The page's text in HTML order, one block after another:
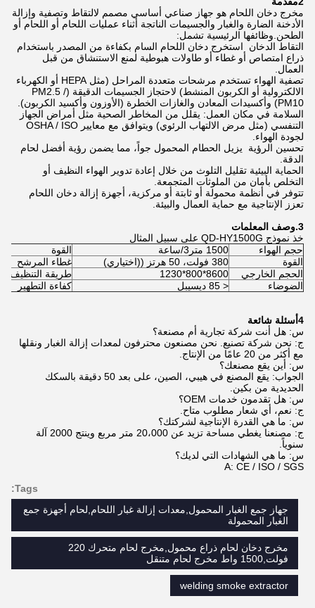
مخرج دخان اللحام هو جهاز صناعي أساسي مصمم لالتقاط وتصفية وإزالة
الأدخنة الضارة والغبار والجسيمات الناتجة أثناء عمليات اللحام أو اللحام أو
الطحن.وظائفها الرئيسية تشمل:
التقاط الدخان ️ استخرج دخان اللحام السام بكفاءة من المصدر باستخدام
ذراع امتصاص أو غطاء أو طاولات هبوطية لمنع الاستنشاق من قبل
العمال.
تصفية الهواء تستخدم مرشحات متعددة المراحل (مثل HEPA أو الكهرباء
الالكترولية أو الكربون المنشط) لاحتجاز الجسيمات الدقيقة (PM2.5 /
PM10) وأكسيدات المعادن والغازات الخطرة (الأوزون وأكسيد الكربون).
السلامة في مكان العمل: يقلل من المخاطر الصحية مثل أمراض الجهاز
التنفسي (مثل مرض الالتهاب الرئوي) ويتوافق مع معايير OSHA / ISO
لجودة الهواء.
تحسين الرؤية ‬ يزيل الحطام المحمول جواً، مما يضمن رؤية أفضل لحام
الدقة.
الحماية البيئية تقليل التلوث من خلال إعادة تدوير الهواء النظيف أو
التخلص بأمان من الملوثات المتجمعة.
تتوفر في أنظمة محمولة أو ثابتة أو مركزية، أجهزة إزالة دخان اللحام
تعزز الإنتاجية مع حماية العمال والبيئة.
3. وصف المعلمات
خذ نموذج QD-HY1500G على سبيل المثال
حجم الهواء
1500 متر3/ساعة
القوة
القوة
380 فولت، 50 هرتز ((اختياري)
غطاء المرشح
الحجم الخارجي
8600*800*1230
طريقة التنظيف
الضوضاء
< 85 ديسيبل كفاءة التطهير
4أسئلة شائعة
س: هل أنت شركة تجارية أم مصنعة؟
ج: نحن شركة تصنيع. نحن مصنعون محترفون لمعدات إزالة الغبار ونقلها
مع أكثر من 20 عامًا من الإنتاج.
س: أين يقع مصنعك؟
الجواب: يقع المصنع في هيبي، الصين، على بعد 50 دقيقة بالسكك
الحديدية من بكين.
س: هل تقدمون خدمات OEM؟
ج: نعم، أي شعار مطلوب متاح.
س: ما هي القدرة الإنتاجية لشركتك؟
ج: مصنعنا يغطي مساحة تزيد عن 20،000 متر مربع وينتج 2000 آلة
سنوياً.
س: ما هي الشهادات التي لديك؟
A: CE / ISO / SGS
Tags:
جهاز جمع الغبار المحمول,معدات إزالة غبار اللحام,لحام أجهزة جمع
الغبار المحمولة
مخرج دخان لحام ذراع محمول,مخرج لحام متحرك 220
فولت,1500 واط مخرج لحام متنقل
welding smoke extractor